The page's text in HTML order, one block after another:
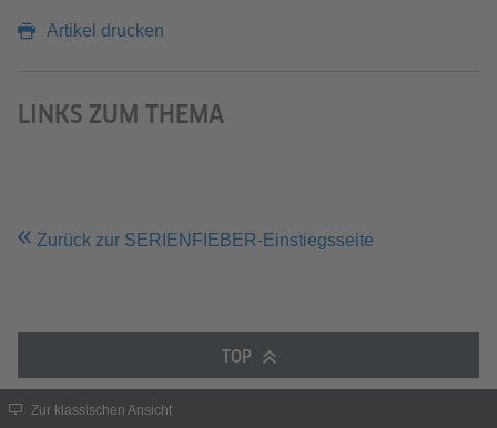
Artikel drucken
LINKS ZUM THEMA
Zurück zur SERIENFIEBER-Einstiegsseite
TOP
Zur klassischen Ansicht